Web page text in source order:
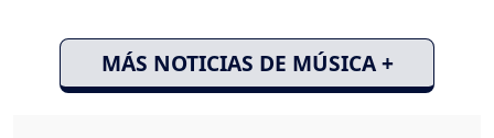
MÁS NOTICIAS DE MÚSICA +